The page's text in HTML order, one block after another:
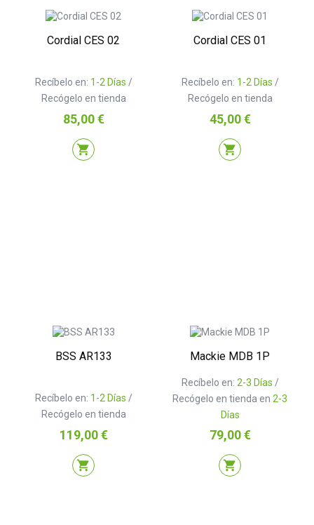
Cordial CES 02
Recíbelo en: 1-2 Días /
Recógelo en tienda
Precio
85,00 €
shopping_cart
Cordial CES 01
Recíbelo en: 1-2 Días /
Recógelo en tienda
Precio
45,00 €
shopping_cart
BSS AR133
Recíbelo en: 1-2 Días /
Recógelo en tienda
Precio
119,00 €
shopping_cart
Mackie MDB 1P
Recíbelo en: 2-3 Días /
Recógelo en tienda en 2-3
Días
Precio
79,00 €
shopping_cart